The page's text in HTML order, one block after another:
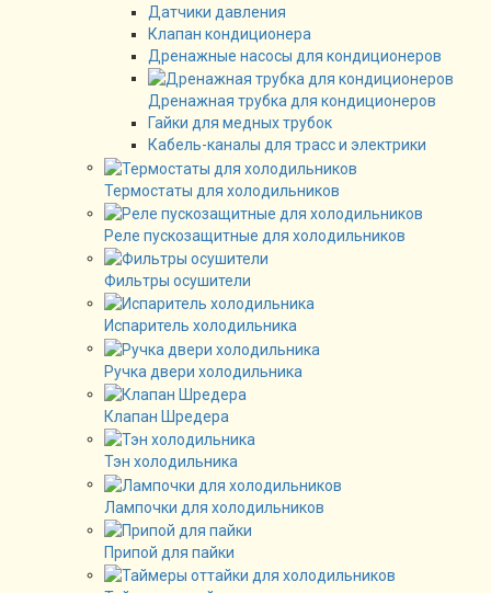
Датчики давления
Клапан кондиционера
Дренажные насосы для кондиционеров
Дренажная трубка для кондиционеров
Гайки для медных трубок
Кабель-каналы для трасс и электрики
Термостаты для холодильников
Реле пускозащитные для холодильников
Фильтры осушители
Испаритель холодильника
Ручка двери холодильника
Клапан Шредера
Тэн холодильника
Лампочки для холодильников
Припой для пайки